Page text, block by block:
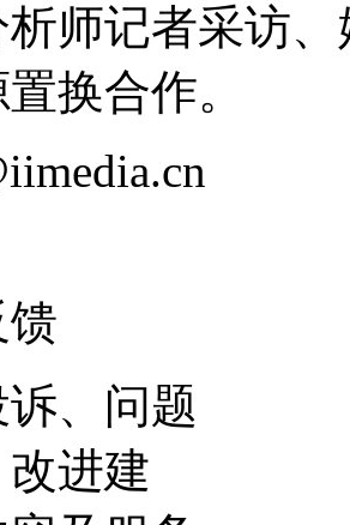
师记者采访
换合作。
、问题
改进建